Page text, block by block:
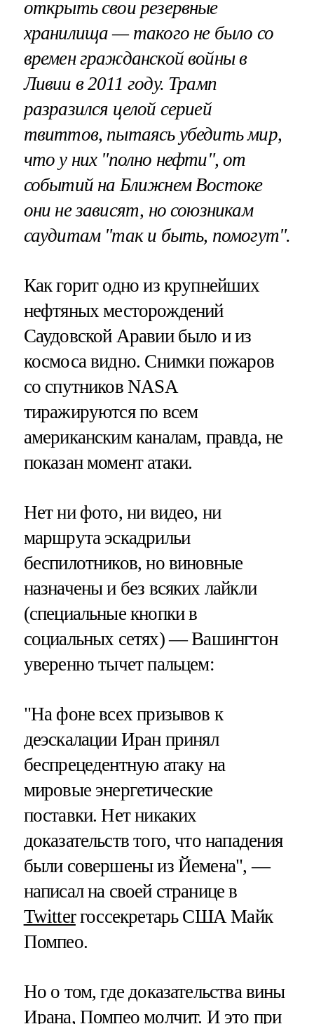
открыть свои резервные
хранилища — такого не было со
времен гражданской войны в
Ливии в 2011 году. Трамп
разразился целой серией
твиттов, пытаясь убедить мир,
что у них "полно нефти", от
событий на Ближнем Востоке
они не зависят, но союзникам
саудитам "так и быть, помогут".
Как горит одно из крупнейших
нефтяных месторождений
Саудовской Аравии было и из
космоса видно. Снимки пожаров
со спутников NASA
тиражируются по всем
американским каналам, правда, не
показан момент атаки.
Нет ни фото, ни видео, ни
маршрута эскадрильи
беспилотников, но виновные
назначены и без всяких лайкли
(специальные кнопки в
социальных сетях) — Вашингтон
уверенно тычет пальцем:
"На фоне всех призывов к
деэскалации Иран принял
беспрецедентную атаку на
мировые энергетические
поставки. Нет никаких
доказательств того, что нападения
были совершены из Йемена", —
написал на своей странице в
Twitterгоссекретарь США Майк
Помпео.
Но о том, где доказательства вины
Ирана, Помпео молчит. И это при